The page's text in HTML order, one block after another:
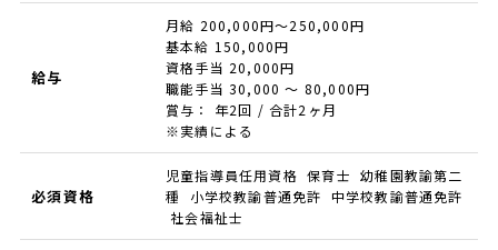
給与
月給 200,000円～250,000円
基本給 150,000円
資格手当 20,000円
職能手当 30,000 ～ 80,000円
賞与： 年2回 / 合計2ヶ月
※実績による
必須資格
児童指導員任用資格 保育士 幼稚園教諭第二
種 小学校教諭普通免許 中学校教諭普通免許
社会福祉士